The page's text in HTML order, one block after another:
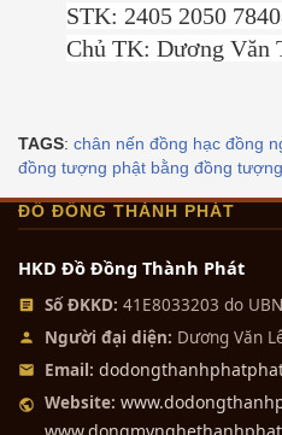
STK: 2405 2050
Chủ TK: Dương Văn
TAGS: chân nến đồng hạc đồng
đồng tượng phật bằng đồng
ĐỒ ĐỒNG THÀNH PHÁT
HKD Đồ Đồng Thành Phát
Số ĐKKD: 41E8033203 do
Người đại diện: Dương Văn
Email:
Website: